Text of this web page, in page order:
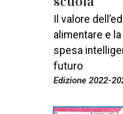
Il valore
alimentare e
spesa
futuro
Edizione 2022-